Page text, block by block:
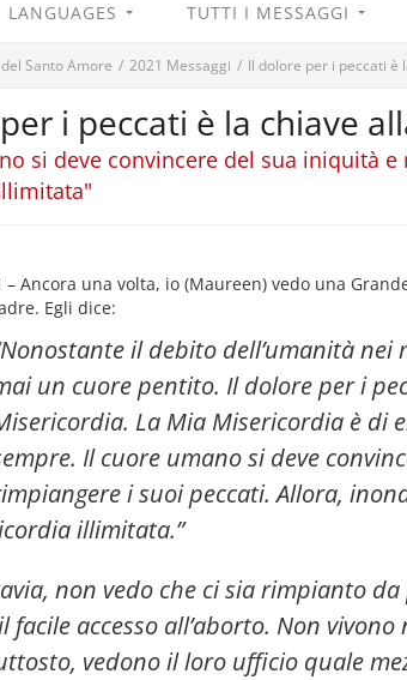
LANGUAGES TUTTI I MESSAGGI
Santo Amore / 2021 Messaggi / Il dolore per i peccati è
i peccati è la chiave
si deve convincere del sua iniquità
– Ancora una volta, io (Maureen) vedo una
Egli dice:
il debito dell’umanità
un cuore pentito. Il dolore per i
La Mia Misericordia è di
Il cuore umano si deve
i suoi peccati. Allora,
illimitata.”
non vedo che ci sia rimpianto
facile accesso all’aborto. Non
vedono il loro ufficio quale